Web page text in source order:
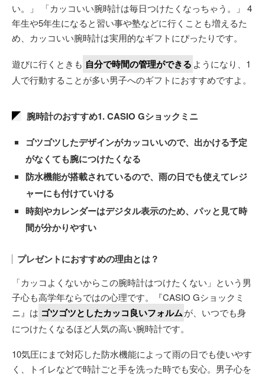
い。」 「カッコいい腕時計は毎日つけたくなっちゃう。」 4
年生や5年生になると習い事や塾などに行くことも増えるた
め、カッコいい腕時計は実用的なギフトにぴったりです。
遊びに行くときも 自分で時間の管理ができる ようになり、1
人で行動することが多い男子へのギフトにおすすめですよ。
腕時計のおすすめ1. CASIO Gショックミニ
ゴツゴツしたデザインがカッコいいので、出かける予定
がなくても腕につけたくなる
防水機能が搭載されているので、雨の日でも使えてレジ
ャーにも付けていける
時刻やカレンダーはデジタル表示のため、パッと見て時
間が分かりやすい
プレゼントにおすすめの理由とは？
「カッコよくないからこの腕時計はつけたくない」という男
子心も高学年ならではの心理です。『CASIO Gショックミ
ニ』は ゴツゴツとしたカッコ良いフォルムが、いつでも身
につけたくなるほど人気の高い腕時計です。
10気圧にまで対応した防水機能によって雨の日でも使いやす
く、トイレなどで時計ごと手を洗った時でも安心。男子心を